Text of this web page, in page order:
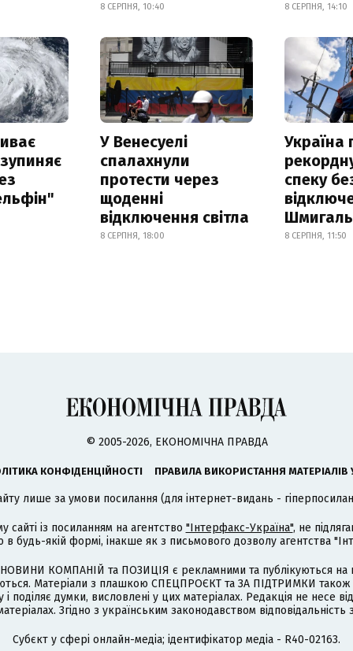
8 СЕРПНЯ, 10:40 8 СЕРПНЯ, 14:10
У Венесуелі
спалахнули
протести через
щоденні
відключення світла
8 СЕРПНЯ, 18:00
спеку
Шмигаль
8 СЕРПНЯ, 11:50
© 2005-2026, ЕКОНОМІЧНА ПРАВДА
КОНФІДЕНЦІЙНОСТІ ПРАВИЛА ВИКОРИСТАННЯ МАТЕРІАЛІВ
лише за умови посилання (для інтернет-видань -
сайті із посиланням на агентство "Інтерфакс-Україна", не
будь-якій формі, інакше як з письмового дозволу агентства
НОВИНИ КОМПАНІЙ та ПОЗИЦІЯ є рекламними та публікуються на
Матеріали з плашкою СПЕЦПРОЄКТ та ЗА ПІДТРИМКИ
поділяє думки, висловлені у цих матеріалах. Редакція не несе
Згідно з українським законодавством
Cубєкт у сфері онлайн-медіа; ідентифікатор медіа - R40-02163.